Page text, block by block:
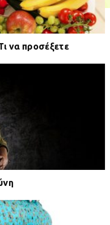
να προσέξετε